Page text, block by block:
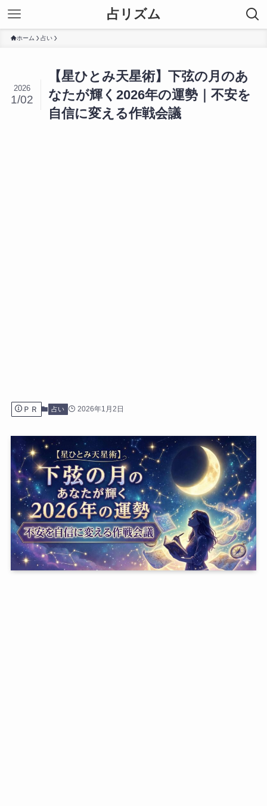
占リズム
ホーム 占い
【星ひとみ天星術】下弦の月のあ
なたが輝く2026年の運勢｜不安を
自信に変える作戦会議
2026
1/02
ＰＲ 占い 2026年1月2日